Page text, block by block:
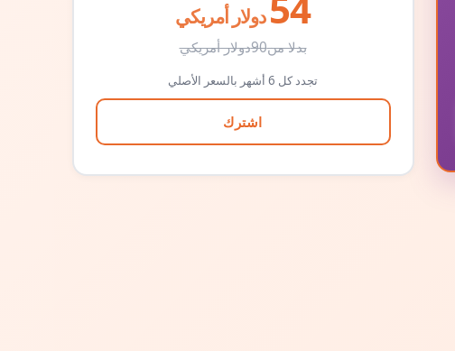
دولار أمريكي
بدلا من90دولار أمريكي
تجدد كل 6 أشهر بالسعر الأصلي
اشترك